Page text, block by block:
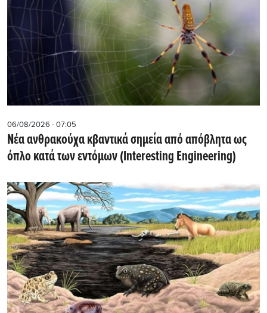
06/08/2026 - 07:05
Νέα ανθρακούχα κβαντικά σημεία από απόβλητα ως
όπλο κατά των εντόμων (Interesting Engineering)